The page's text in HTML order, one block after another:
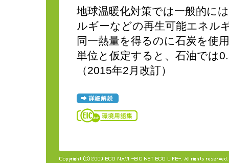
地球温暖化対策では一般的に
ルギーなどの再生可能エネル
同一熱量を得るのに石炭を使
単位と仮定すると、石油では
（2015年2月改訂）